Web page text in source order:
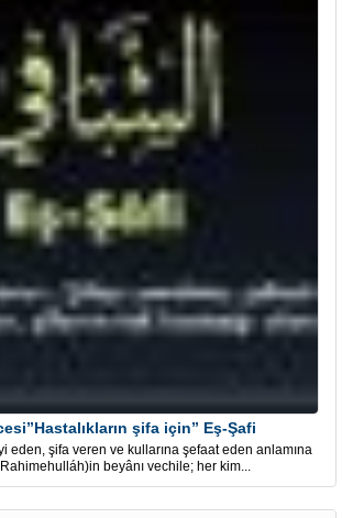
şifa için” Eş-Şafi
eden, şifa veren ve kullarına şefaat eden anlamına
beyânı vechile; her kim...